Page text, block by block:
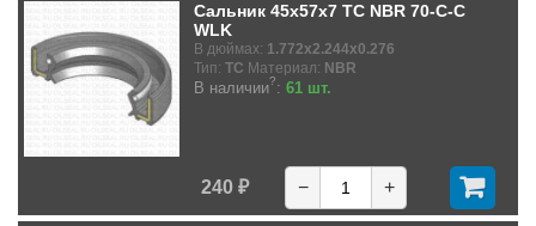
Сальник 45x57x7 TC NBR 70-C-C
WLK
В дюймах: 1.772x2.244x0.276
Тип: TC Материал: NBR
В наличии?: 61 шт.
240 ₽ − +